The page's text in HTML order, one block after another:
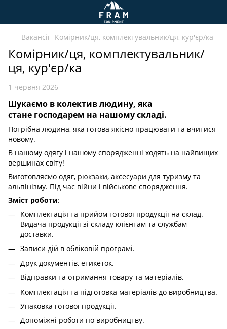
Вакансії Комірник/ця, комплектувальник/ця, кур'єр/ка
Комірник/ця, комплектувальник/
ця, кур'єр/ка
1 червня 2026
Шукаємо в колектив людину, яка
стане господарем на нашому складі.
Потрібна людина, яка готова якісно працювати та вчитися
новому.
В нашому одягу і нашому спорядженні ходять на найвищих
вершинах світу!
Виготовляємо одяг, рюкзаки, аксесуари для туризму та
альпінізму. Під час війни і військове спорядження.
Зміст роботи:
Комплектація та прийом готової продукції на склад.
Видача продукції зі складу клієнтам та службам
доставки.
Записи дій в обліковій програмі.
Друк документів, етикеток.
Відправки та отримання товару та матеріалів.
Комплектація та підготовка матеріалів до виробництва.
Упаковка готової продукції.
Допоміжні роботи по виробництву.